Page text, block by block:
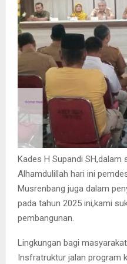
Kades H Supandi
Alhamdulillah hari ini
Musrenbang juga dalam
pada tahun 2025 ini,kami
pembangunan.
Lingkungan bagi
Insfratruktur jalan program